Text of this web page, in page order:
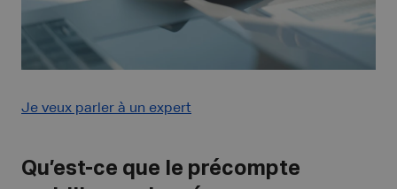
Je veux parler à un expert
Qu’est-ce que le précompte